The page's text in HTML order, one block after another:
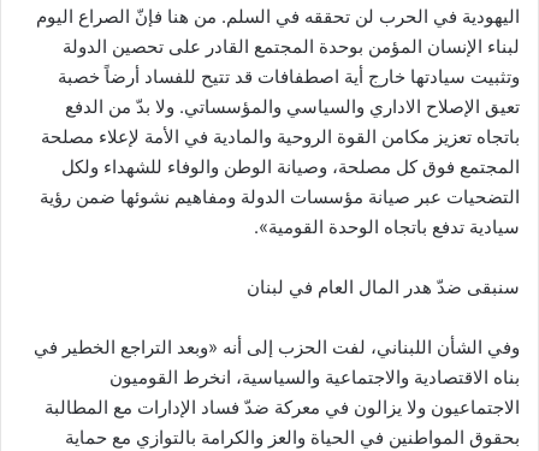
اليهودية في الحرب لن تحققه في السلم. من هنا فإنّ الصراع اليوم
لبناء الإنسان المؤمن بوحدة المجتمع القادر على تحصين الدولة
وتثبيت سيادتها خارج أية اصطفافات قد تتيح للفساد أرضاً خصبة
تعيق الإصلاح الاداري والسياسي والمؤسساتي. ولا بدّ من الدفع
باتجاه تعزيز مكامن القوة الروحية والمادية في الأمة لإعلاء مصلحة
المجتمع فوق كل مصلحة، وصيانة الوطن والوفاء للشهداء ولكل
التضحيات عبر صيانة مؤسسات الدولة ومفاهيم نشوئها ضمن رؤية
سيادية تدفع باتجاه الوحدة القومية».
سنبقى ضدّ هدر المال العام في لبنان
وفي الشأن اللبناني، لفت الحزب إلى أنه «وبعد التراجع الخطير في
بناه الاقتصادية والاجتماعية والسياسية، انخرط القوميون
الاجتماعيون ولا يزالون في معركة ضدّ فساد الإدارات مع المطالبة
بحقوق المواطنين في الحياة والعز والكرامة بالتوازي مع حماية